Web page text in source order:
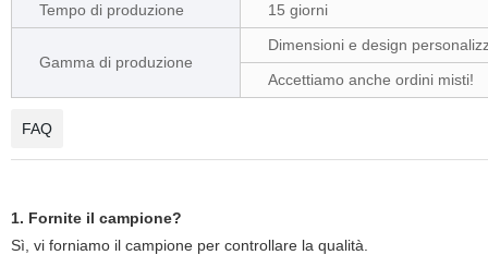
Tempo di produzione
15 giorni
Gamma di produzione
Dimensioni e design
Accettiamo anche ordini misti!
FAQ
1. Fornite il campione?
Sì, vi forniamo il campione per controllare la qualità.